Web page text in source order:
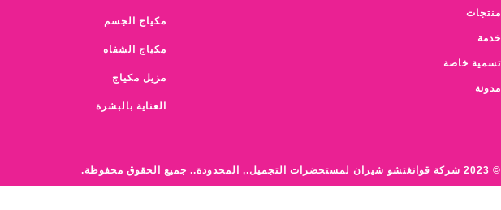
منتجات
خدمة
تسمية خاصة
مدونة
مكياج الجسم
مكياج الشفاه
مزيل مكياج
العناية بالبشرة
© 2023 شركة قوانغتشو شيران لمستحضرات التجميل., المحدودة.. جميع الحقوق محفوظة.